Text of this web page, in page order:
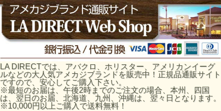
LA DIRECTでは、アバクロ、ホリスター、アメリカンイーグ
ルなどの大人気アメカジブランドを販売中！正規品通販サイト
ですので、安心してご購入下さい。
※最短のお届は、午後2時までのご注文の場合、本州、四国
は、翌日のお届、北海道、九州、沖縄は、翌々日となります。
※10,000円以上ご購入で送料無料！